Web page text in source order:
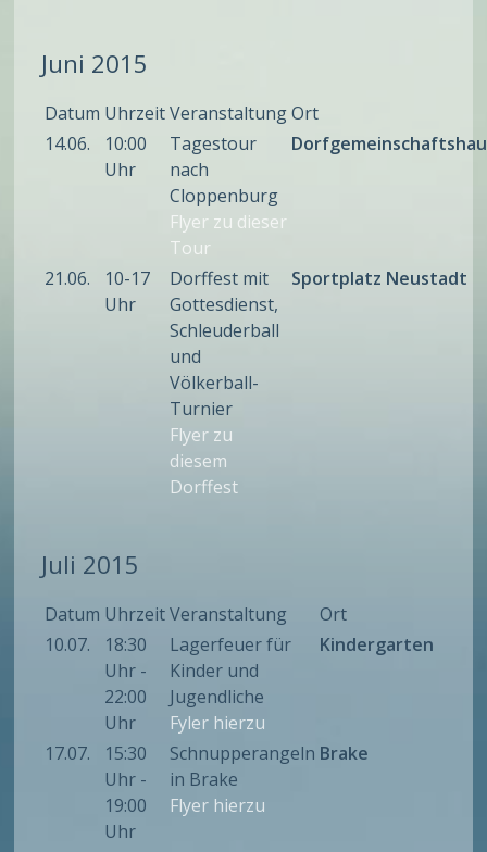
Juni 2015
Datum Uhrzeit Veranstaltung Ort
14.06.
10:00
Uhr
Tagestour
nach
Cloppenburg
Flyer zu dieser
Tour
21.06.
10-17
Uhr
Dorffest mit
Gottesdienst,
Schleuderball
und
Völkerball-
Turnier
Flyer zu
diesem
Dorffest
Sportplatz Neustadt
Juli 2015
Datum Uhrzeit Veranstaltung
Ort
10.07.
18:30
Uhr -
22:00
Uhr
Lagerfeuer für
Kinder und
Jugendliche
Fyler hierzu
Kindergarten
17.07.
15:30
Uhr -
19:00
Uhr
Schnupperangeln
in Brake
Flyer hierzu
Brake